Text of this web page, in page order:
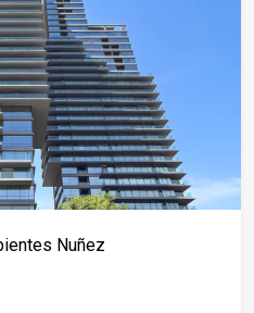
Nuñez